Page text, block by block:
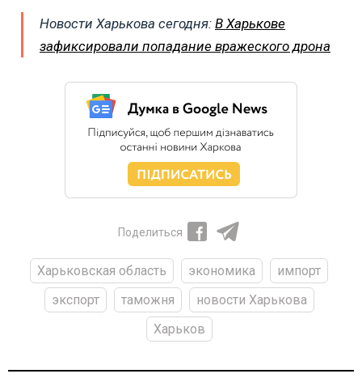
Новости Харькова сегодня: В Харькове
зафиксировали попадание вражеского дрона
Поделиться
Харьковская область экономика
импорт
экспорт
таможня
новости Харькова
Харьков